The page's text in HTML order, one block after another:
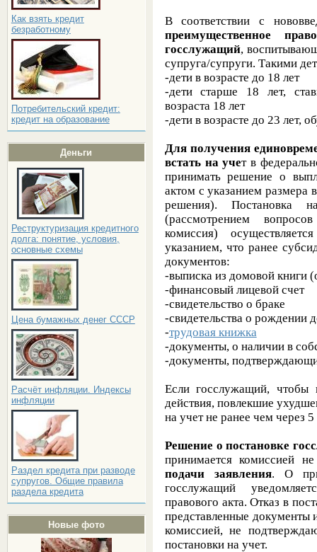
Как взять кредит
безработному
Потребительский кредит:
кредит на образование
Деньги
Реструктуризация кредитного
долга: понятие, условия,
основные схемы
Цена бумажных денег СССР
Расчёт инфляции. Индексы
инфляции
Раздел кредита при разводе
супругов. Общие правила
раздела кредита
Новые фото
В соответствии с
преимущественное
госслужащий,
супруга/супруги. Такими
-дети в возрасте до 18 лет
-дети старше 18 лет,
возраста 18 лет
-дети в возрасте до 23 лет,
Для получения
встать на учет в
принимать решение о
актом с указанием размера
решения). Постановка
(рассмотрением
комиссия)
указанием, что ранее
документов:
-выписка из домовой книги
-финансовый лицевой счет
-свидетельство о браке
-свидетельства о рождении
-трудовая книжка
-документы, о наличии в
-документы,
Если госслужащий, чтобы
действия, повлекшие
на учет не ранее чем через 5
Решение о постановке
принимается комиссией
подачи заявления. О
госслужащий
правового акта. Отказ в
представленные документы
комиссией, не
постановки на учет.